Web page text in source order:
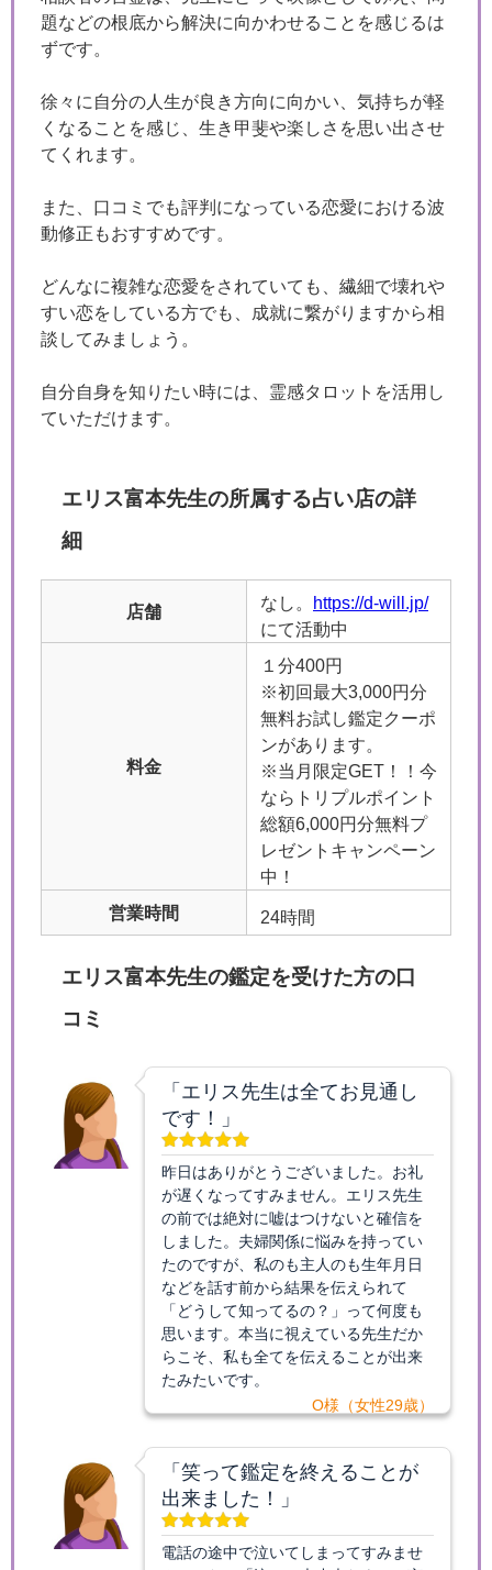
題などの根底から解決に向かわせることを感じるは
ずです。
徐々に自分の人生が良き方向に向かい、気持ちが軽
くなることを感じ、生き甲斐や楽しさを思い出させ
てくれます。
また、口コミでも評判になっている恋愛における波
動修正もおすすめです。
どんなに複雑な恋愛をされていても、繊細で壊れや
すい恋をしている方でも、成就に繋がりますから相
談してみましょう。
自分自身を知りたい時には、霊感タロットを活用し
ていただけます。
エリス富本先生の所属する占い店の詳
細
店舗 なし。
https://d-will.jp/
にて活動中
料金
１分400円
※初回最大3,000円分
無料お試し鑑定クーポ
ンがあります。
※当月限定GET！！今
ならトリプルポイント
総額6,000円分無料プ
レゼントキャンペーン
中！
営業時間 24時間
エリス富本先生の鑑定を受けた方の口
コミ
「エリス先生は全てお見通し
です！」
昨日はありがとうございました。お礼
が遅くなってすみません。エリス先生
の前では絶対に嘘はつけないと確信を
しました。夫婦関係に悩みを持ってい
たのですが、私のも主人のも生年月日
などを話す前から結果を伝えられて
「どうして知ってるの？」って何度も
思います。本当に視えている先生だか
らこそ、私も全てを伝えることが出来
たみたいです。
O様（女性29歳）
「笑って鑑定を終えることが
出来ました！」
電話の途中で泣いてしまってすみませ